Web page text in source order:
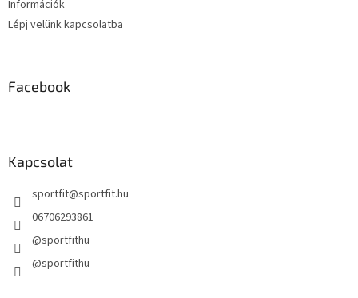
Információk
Lépj velünk kapcsolatba
Facebook
Kapcsolat
sportfit@sportfit.hu
06706293861
@sportfithu
@sportfithu